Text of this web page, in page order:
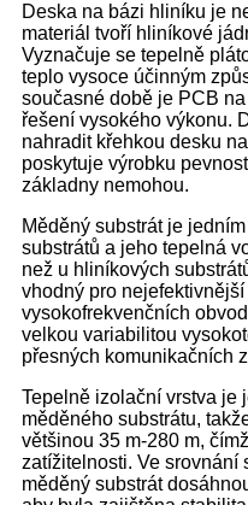
Deska na bázi hliníku je
materiál tvoří hliníkové
Vyznačuje se tepelně
teplo vysoce účinným
současné době je PCB
řešení vysokého výkonu.
nahradit křehkou desku
poskytuje výrobku
základny nemohou.
Měděný substrát je
substrátů a jeho tepelná
než u hliníkových
vhodný pro
vysokofrekvenčních
velkou variabilitou
přesných komunikačních
Tepelně izolační vrstva je
měděného substrátu,
většinou 35 m-280 m,
zatížitelnosti. Ve srovnání
měděný substrát